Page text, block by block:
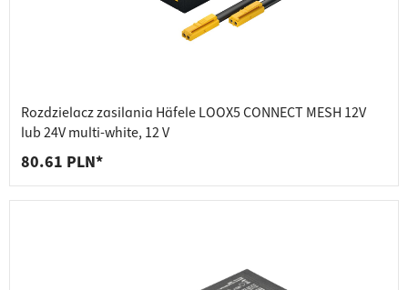
Rozdzielacz zasilania Häfele LOOX5 CONNECT MESH 12V
lub 24V multi-white, 12 V
80.61 PLN*